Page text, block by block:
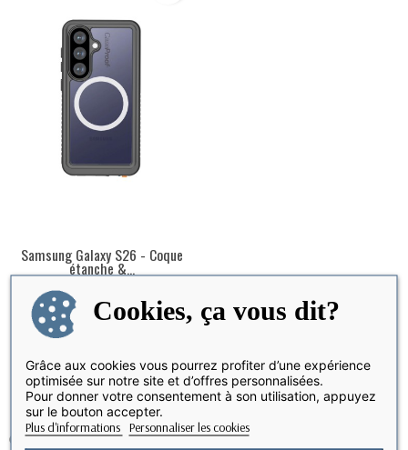
EN STOCK
Samsung Galaxy S26 - Coque
étanche &...
39,90 €
Affichage 1-1 de 1 article(s)
CaseProof : L'expertise française pionnière depuis 2013 pour
Cookies, ça vous dit?
Grâce aux cookies vous pourrez profiter d’une expérience
optimisée sur notre site et d’offres personnalisées.
Pour donner votre consentement à son utilisation, appuyez
sur le bouton accepter.
Plus d'informations Personnaliser les cookies